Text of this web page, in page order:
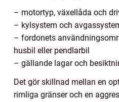
– motortyp, växellåda och
– kylsystem och
– fordonets
husbil eller pendlarbil
– gällande lagar och
Det gör skillnad mellan en
rimliga gränser och en